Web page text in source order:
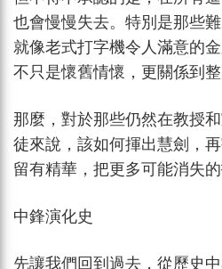
也會慢慢失去。特別是那些
就像老式打字機令人滿意的
不只是懷舊情懷，更關係到整
那麼，對於那些仍然在教授
徒來說，該如何揮出慧劍，
留有精華，把更多可能消失
中鋒演化史
先讓我們回到過去，從歷史